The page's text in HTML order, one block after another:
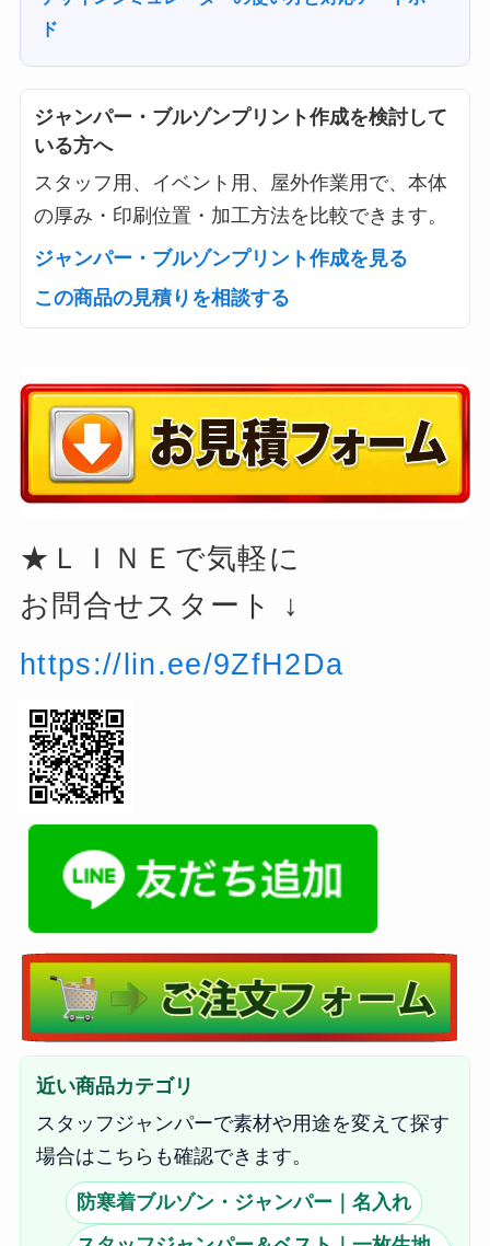
ド
ジャンパー・ブルゾンプリント作成を検討して
いる方へ
スタッフ用、イベント用、屋外作業用で、本体
の厚み・印刷位置・加工方法を比較できます。
ジャンパー・ブルゾンプリント作成を見る
この商品の見積りを相談する
★ＬＩＮＥで気軽に
お問合せスタート ↓
https://lin.ee/9ZfH2Da
近い商品カテゴリ
スタッフジャンパーで素材や用途を変えて探す
場合はこちらも確認できます。
防寒着ブルゾン・ジャンパー｜名入れ